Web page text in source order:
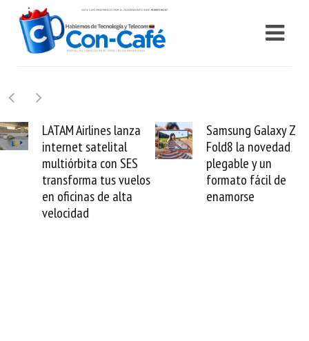
Samsung Galaxy Z
Fold8 la novedad
plegable y un
formato fácil de
enamorse
Cashea levanta 100
millones de dólares y
valida el crédito del
venezolano ante el
mundo